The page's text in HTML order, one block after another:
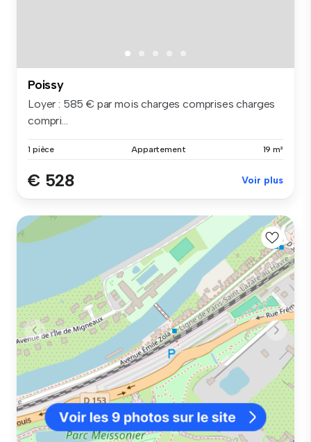
Poissy
Loyer : 585 € par mois charges comprises charges
compri...
1 pièce Appartement 19 m²
€ 528 Voir plus